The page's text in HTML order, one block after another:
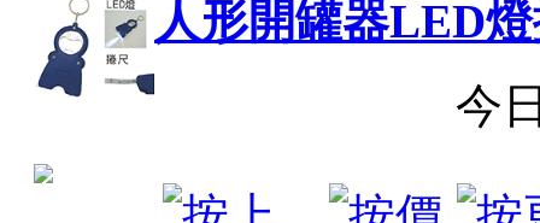
人形開罐器LED
今